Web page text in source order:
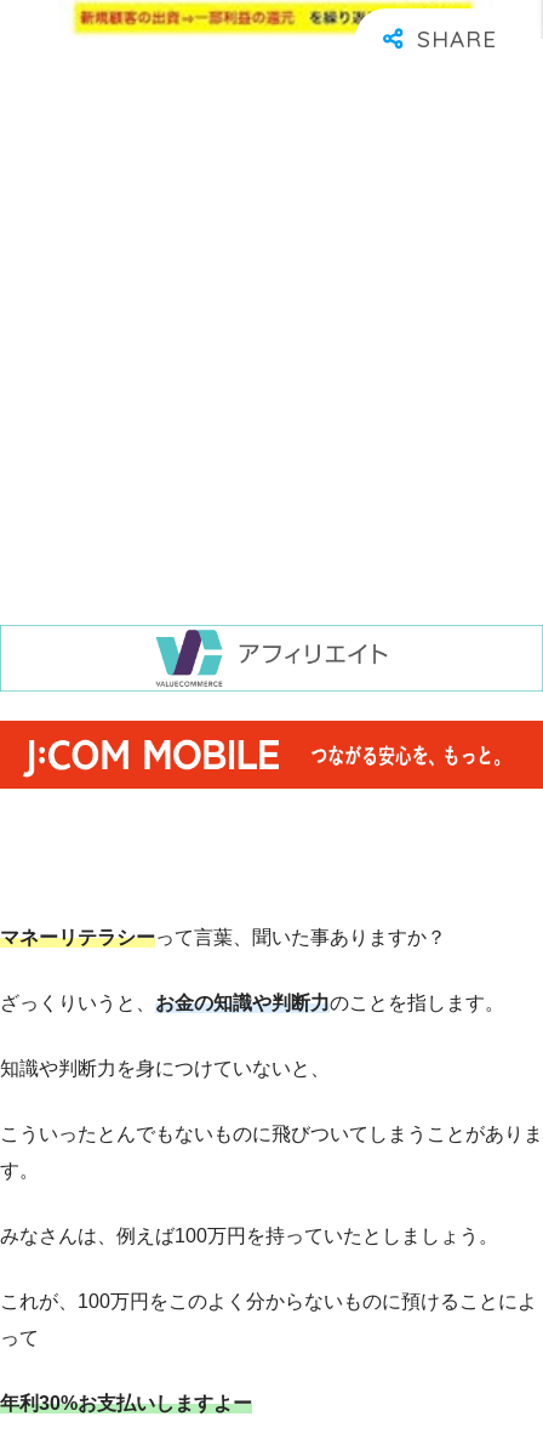
マネーリテラシーって言葉、聞いた事ありますか？
ざっくりいうと、 お金の知識や判断力のことを指します。
知識や判断力を身につけていないと、
こういったとんでもないものに飛びついてしまうことがありま
す。
みなさんは、例えば100万円を持っていたとしましょう。
これが、100万円をこのよく分からないものに預けることによ
って
年利30%お支払いしますよー